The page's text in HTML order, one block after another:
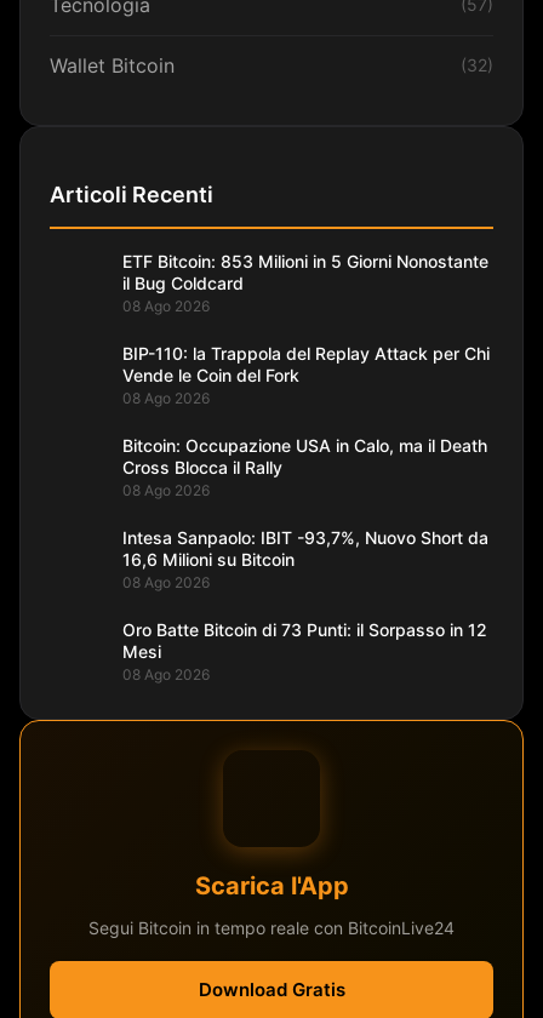
(57)
Wallet Bitcoin (32)
Articoli Recenti
ETF Bitcoin: 853 Milioni in 5 Giorni Nonostante
il Bug Coldcard
08 Ago 2026
BIP-110: la Trappola del Replay Attack per Chi
Vende le Coin del Fork
08 Ago 2026
Bitcoin: Occupazione USA in Calo, ma il Death
Cross Blocca il Rally
08 Ago 2026
Intesa Sanpaolo: IBIT -93,7%, Nuovo Short da
16,6 Milioni su Bitcoin
08 Ago 2026
Oro Batte Bitcoin di 73 Punti: il Sorpasso in 12
Mesi
08 Ago 2026
Scarica l'App
Segui Bitcoin in tempo reale con BitcoinLive24
Download Gratis